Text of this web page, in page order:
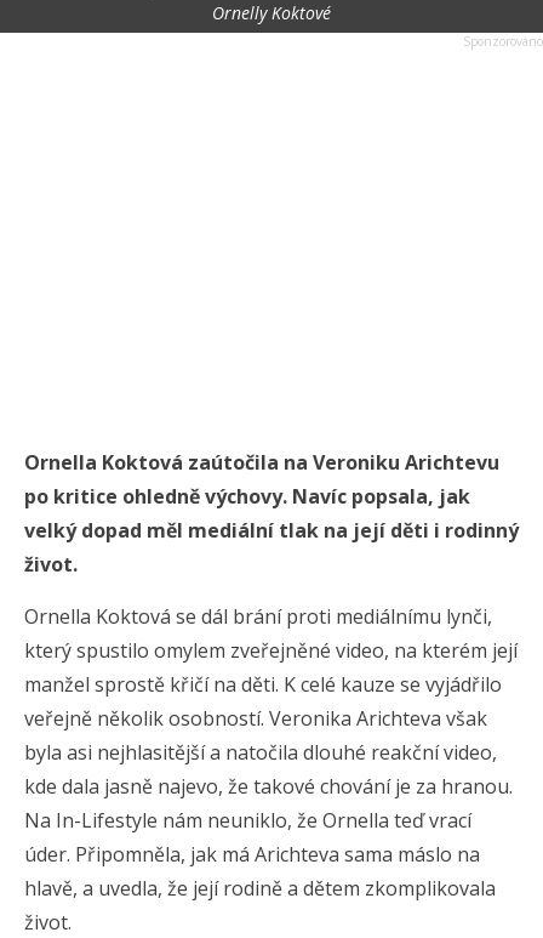
Ornelly Koktové
Ornella Koktová zaútočila na Veroniku Arichtevu
po kritice ohledně výchovy. Navíc popsala, jak
velký dopad měl mediální tlak na její děti i rodinný
život.
Ornella Koktová se dál brání proti mediálnímu lynči,
který spustilo omylem zveřejněné video, na kterém její
manžel sprostě křičí na děti. K celé kauze se vyjádřilo
veřejně několik osobností. Veronika Arichteva však
byla asi nejhlasitější a natočila dlouhé reakční video,
kde dala jasně najevo, že takové chování je za hranou.
Na In-Lifestyle nám neuniklo, že Ornella teď vrací
úder. Připomněla, jak má Arichteva sama máslo na
hlavě, a uvedla, že její rodině a dětem zkomplikovala
život.